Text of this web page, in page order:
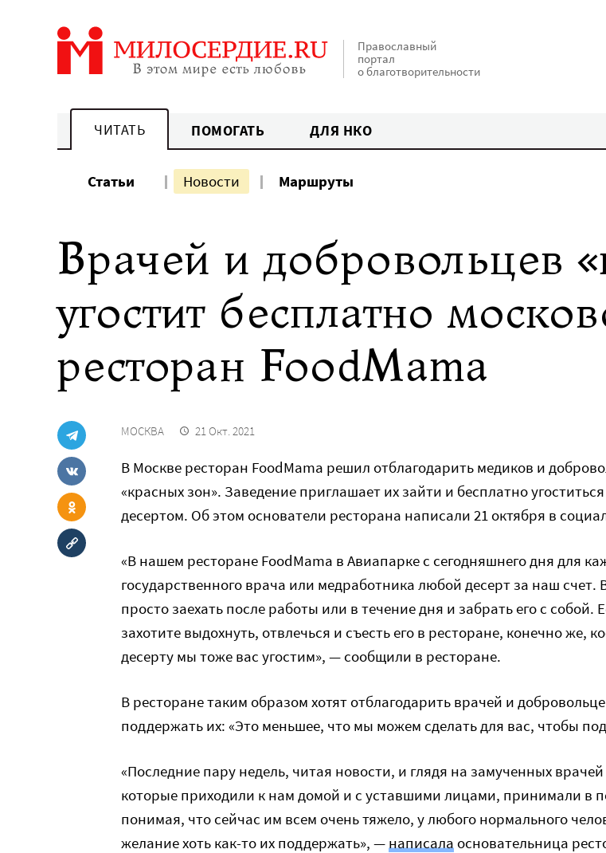
Православный
портал
о благотворительности
ЧИТАТЬ ПОМОГАТЬ ДЛЯ НКО
Статьи Новости Маршруты
Врачей и добровольцев
угостит бесплатно
ресторан FoodMama
МОСКВА 21 Окт. 2021
В Москве ресторан FoodMama решил отблагодарить медиков и
«красных зон». Заведение приглашает их зайти и бесплатно
десертом. Об этом основатели ресторана написали 21 октября в
«В нашем ресторане FoodMama в Авиапарке с сегодняшнего дня для
государственного врача или медработника любой десерт за наш счет.
просто заехать после работы или в течение дня и забрать его с собой.
захотите выдохнуть, отвлечься и съесть его в ресторане, конечно же,
десерту мы тоже вас угостим», — сообщили в ресторане.
В ресторане таким образом хотят отблагодарить врачей и
поддержать их: «Это меньшее, что мы можем сделать для вас, чтобы
«Последние пару недель, читая новости, и глядя на замученных
которые приходили к нам домой и с уставшими лицами, принимали в
понимая, что сейчас им всем очень тяжело, у любого нормального
желание хоть как-то их поддержать», —написалаосновательница